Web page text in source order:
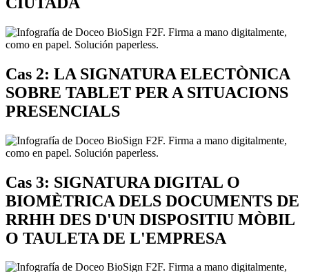
Cas 2: LA SIGNATURA ELECTÒNICA
SOBRE TABLET PER A SITUACIONS
PRESENCIALS
Cas 3: SIGNATURA DIGITAL O
BIOMÈTRICA DELS DOCUMENTS DE
RRHH DES D'UN DISPOSITIU MÒBIL
O TAULETA DE L'EMPRESA